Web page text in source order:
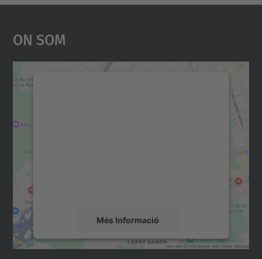
On Som
Més Informació
Accepta